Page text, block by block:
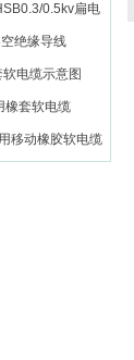
0.5kv扁电
绝缘导线
电缆示意图
橡套软电缆
移动橡胶软电缆